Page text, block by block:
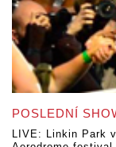
POSLEDNÍ
LIVE: Linkin Park